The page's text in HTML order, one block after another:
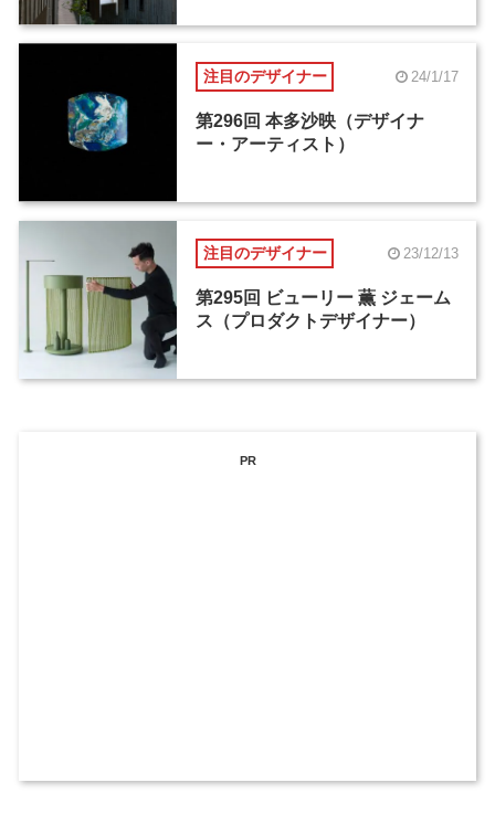
注目のデザイナー 24/1/17
第296回 本多沙映（デザイナ
ー・アーティスト）
注目のデザイナー 23/12/13
第295回 ビューリー 薫 ジェーム
ス（プロダクトデザイナー）
PR